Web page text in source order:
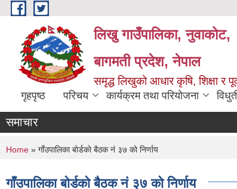
Skip to main content
लिखु गाउँपालिका, नुवाकोट,
बागमती प्रदेश, नेपाल
समृद्ध लिखुको आधार कृषि, शिक्षा र
गृहपृष्ठ परिचय कार्यक्रम तथा परियोजना
समाचार
You are here
Home » गाँउपालिका बाेर्डकाे बैठक नं ३७ काे निर्णाय
गाँउपालिका बाेर्डकाे बैठक नं ३७ काे निर्णाय